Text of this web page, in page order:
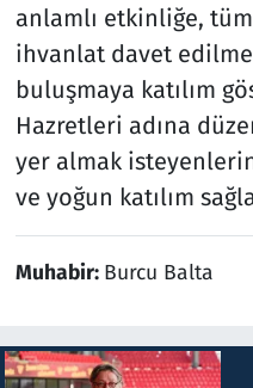
anlamlı etkinliğe,
ihvanlat davet
buluşmaya katılım
Hazretleri adına
yer almak
ve yoğun katılım
Muhabir: Burcu Balta